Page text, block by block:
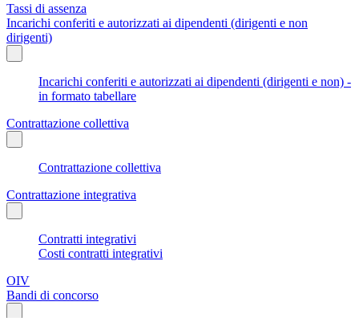
Tassi di assenza
Incarichi conferiti e autorizzati ai dipendenti (dirigenti e non
dirigenti)
Incarichi conferiti e autorizzati ai dipendenti (dirigenti e non) -
in formato tabellare
Contrattazione collettiva
Contrattazione collettiva
Contrattazione integrativa
Contratti integrativi
Costi contratti integrativi
OIV
Bandi di concorso